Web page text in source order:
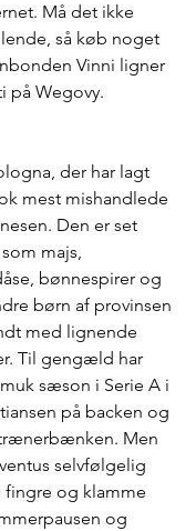
Må det ikke
så køb noget
Vinni ligner
på Wegovy.
der har lagt
mest mishandlede
Den er set
majs,
bønnespirer og
børn af provinsen
med lignende
Til gengæld har
sæson i Serie A i
på backen og
Men
selvfølgelig
og klamme
og